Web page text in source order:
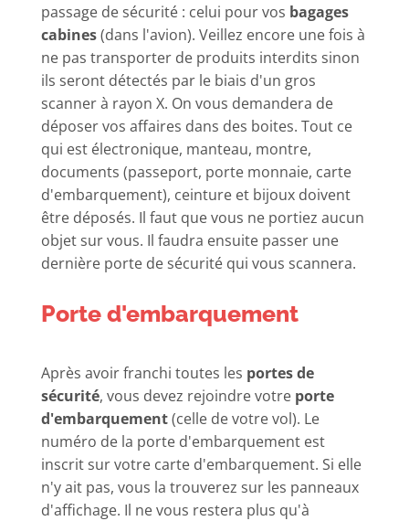
passage de sécurité : celui pour vos bagages
cabines(dans l'avion). Veillez encore une fois à
ne pas transporter de produits interdits sinon
ils seront détectés par le biais d'un gros
scanner à rayon X. On vous demandera de
déposer vos affaires dans des boites. Tout ce
qui est électronique, manteau, montre,
documents (passeport, porte monnaie, carte
d'embarquement), ceinture et bijoux doivent
être déposés. Il faut que vous ne portiez aucun
objet sur vous. Il faudra ensuite passer une
dernière porte de sécurité qui vous scannera.
Porte d'embarquement
Après avoir franchi toutes les portes de
sécurité, vous devez rejoindre votre porte
d'embarquement(celle de votre vol). Le
numéro de la porte d'embarquement est
inscrit sur votre carte d'embarquement. Si elle
n'y ait pas, vous la trouverez sur les panneaux
d'affichage. Il ne vous restera plus qu'à